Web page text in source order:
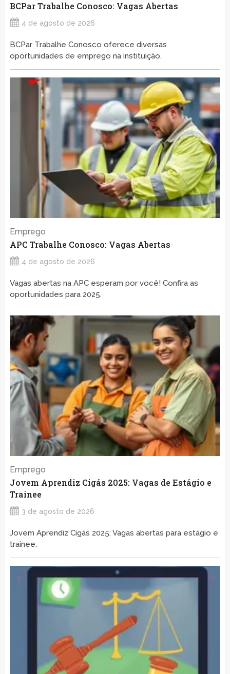
BCPar Trabalhe Conosco: Vagas Abertas
4 de agosto de 2026
BCPar Trabalhe Conosco oferece diversas
oportunidades de emprego na instituição.
Emprego
APC Trabalhe Conosco: Vagas Abertas
4 de agosto de 2026
Vagas abertas na APC esperam por você! Confira as
oportunidades para 2025.
Emprego
Jovem Aprendiz Cigás 2025: Vagas de Estágio e
Trainee
3 de agosto de 2026
Jovem Aprendiz Cigás 2025: Vagas abertas para estágio e
trainee.